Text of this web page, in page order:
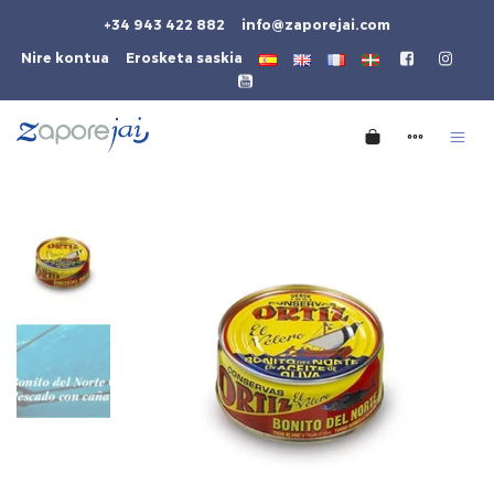
+34 943 422 882 info@zaporejai.com
Nire kontua Erosketa saskia